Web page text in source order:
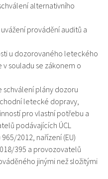
alternativního
provádění auditů a
u dozorovaného leteckého
souladu se zákonem o
plány dozoru
letecké dopravy,
pro vlastní potřebu a
podávajících ÚCL
2012, nařízení (EU)
395 a provozovatelů
jinými než složitými